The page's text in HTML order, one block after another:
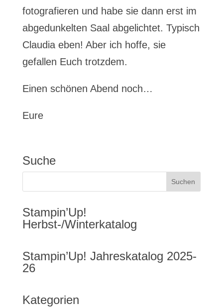
fotografieren und habe sie dann erst im
abgedunkelten Saal abgelichtet. Typisch
Claudia eben! Aber ich hoffe, sie
gefallen Euch trotzdem.
Einen schönen Abend noch…
Eure
Suche
Stampin’Up!
Herbst-/Winterkatalog
Stampin’Up! Jahreskatalog 2025-
26
Kategorien